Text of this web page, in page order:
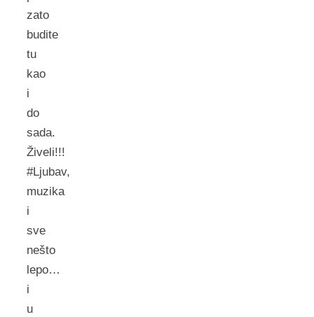
zato
budite
tu
kao
i
do
sada.
Živeli!!!
#Ljubav,
muzika
i
sve
nešto
lepo…
i
u